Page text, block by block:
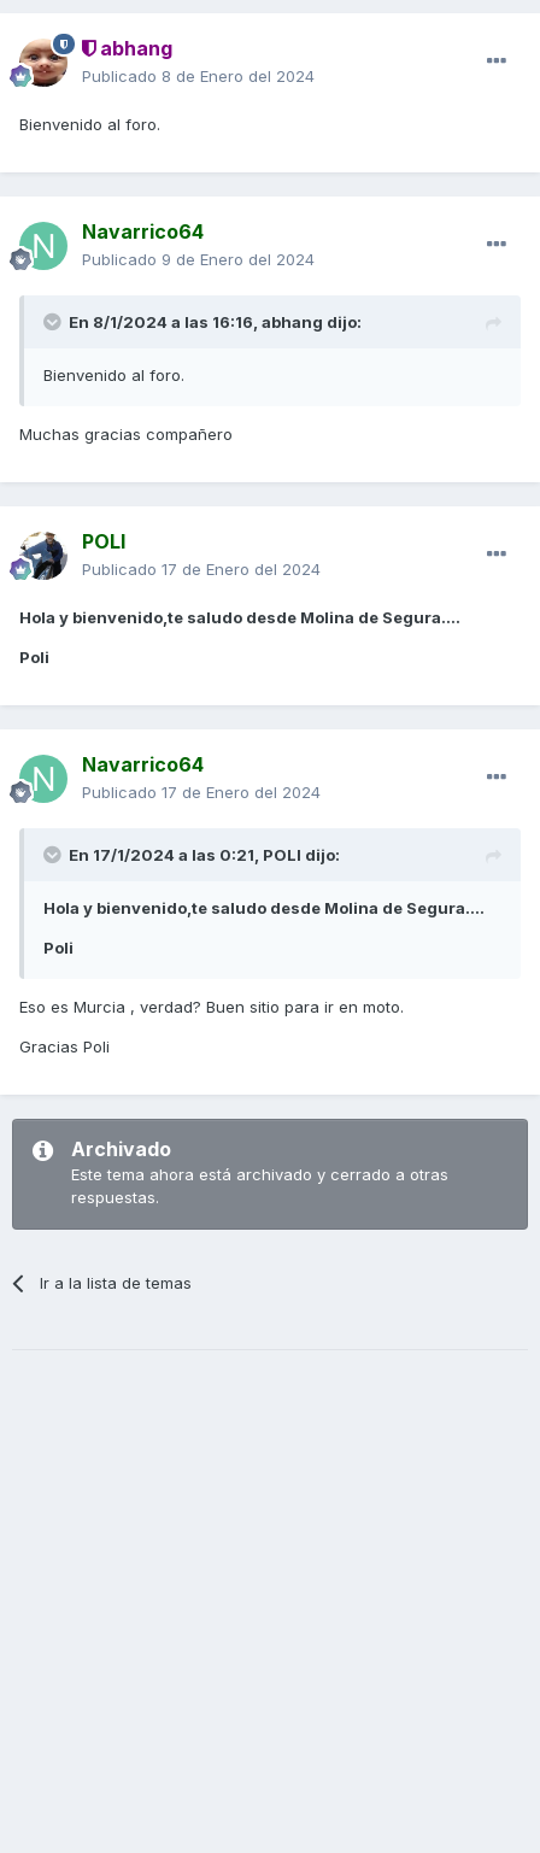
abhang
Publicado 8 de Enero del 2024
Bienvenido al foro.
Navarrico64
Publicado 9 de Enero del 2024
En 8/1/2024 a las 16:16, abhang dijo:
Bienvenido al foro.
Muchas gracias compañero
POLI
Publicado 17 de Enero del 2024
Hola y bienvenido,te saludo desde Molina de Segura....
Poli
Navarrico64
Publicado 17 de Enero del 2024
En 17/1/2024 a las 0:21, POLI dijo:
Hola y bienvenido,te saludo desde Molina de Segura....
Poli
Eso es Murcia , verdad? Buen sitio para ir en moto.
Gracias Poli
Archivado
Este tema ahora está archivado y cerrado a otras
respuestas.
Ir a la lista de temas